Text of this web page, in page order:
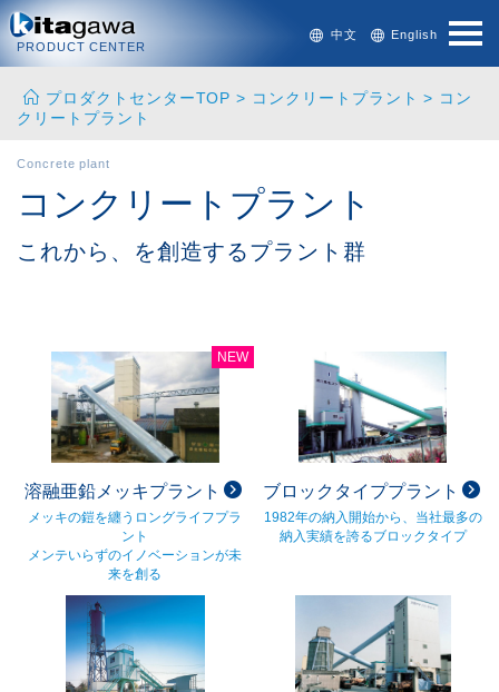
PRODUCT CENTER
中文 English
プロダクトセンターTOP > コンクリートプラント > コン
クリートプラント
Concrete plant
コンクリートプラント
これから、を創造するプラント群
NEW
溶融亜鉛メッキプラント
メッキの鎧を纏うロングライフプラ
ント
メンテいらずのイノベーションが未
来を創る
ブロックタイププラント
1982年の納入開始から、当社最多の
納入実績を誇るブロックタイプ